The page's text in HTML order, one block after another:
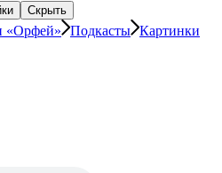
Скрыть
«Орфей» Подкасты Картинки